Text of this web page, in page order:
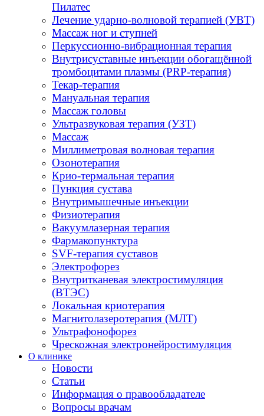
Пилатес
Лечение ударно-волновой терапией (УВТ)
Массаж ног и ступней
Перкуссионно-вибрационная терапия
Внутрисуставные инъекции обогащённой
тромбоцитами плазмы (PRP-терапия)
Текар-терапия
Мануальная терапия
Массаж головы
Ультразвуковая терапия (УЗТ)
Массаж
Миллиметровая волновая терапия
Озонотерапия
Крио-термальная терапия
Пункция сустава
Внутримышечные инъекции
Физиотерапия
Вакуумлазерная терапия
Фармакопунктура
SVF-терапия суставов
Электрофорез
Внутритканевая электростимуляция
(ВТЭС)
Локальная криотерапия
Магнитолазеротерапия (МЛТ)
Ультрафонофорез
Чрескожная электронейростимуляция
О клинике
Новости
Статьи
Информация о правообладателе
Вопросы врачам